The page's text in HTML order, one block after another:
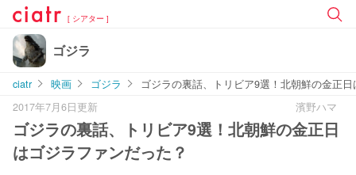
[ シアター ]
ゴジラ
ciatr 映画 ゴジラ
ゴジラの裏話、トリビア9選！北朝鮮の金正
2017年7月6日更新
濱野ハマ
ゴジラの裏話、トリビア9選！北朝鮮の金正日
はゴジラファンだった？